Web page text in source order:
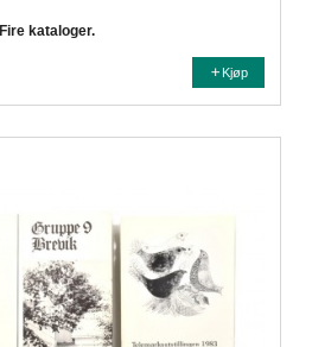
Fire kataloger.
Kjøp